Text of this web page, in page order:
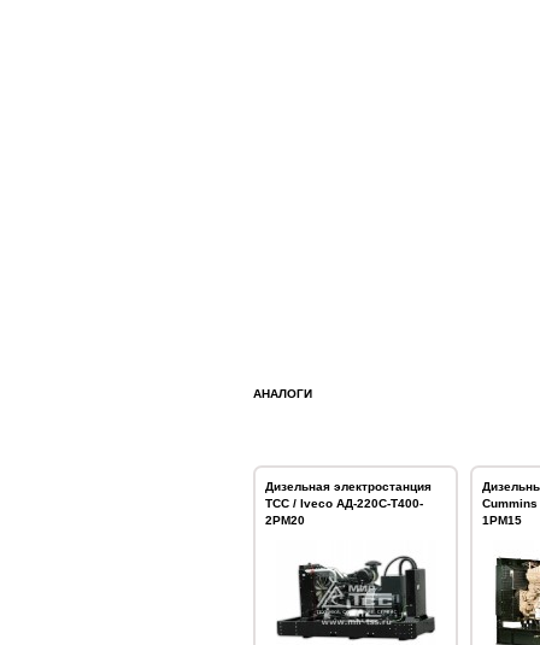
АНАЛОГИ
Дизельная электростанция
ТСС / Iveco АД-220С-Т400-
2РМ20
1РМ15